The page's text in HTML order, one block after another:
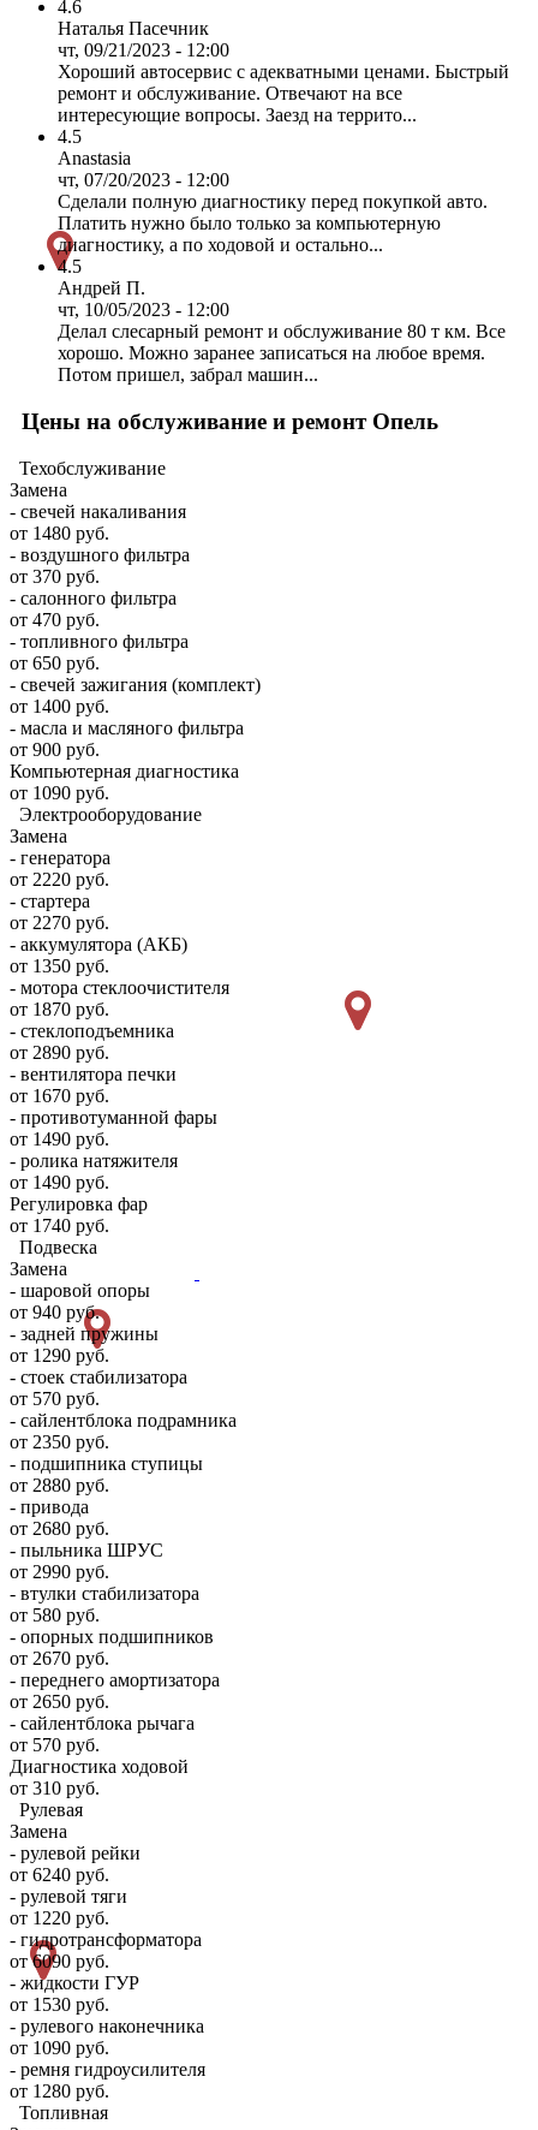
4.6
Наталья Пасечник
чт, 09/21/2023 - 12:00
Хороший автосервис с адекватными ценами. Быстрый
ремонт и обслуживание. Отвечают на все
интересующие вопросы. Заезд на террито...
4.5
Anastasia
чт, 07/20/2023 - 12:00
Сделали полную диагностику перед покупкой авто.
Платить нужно было только за компьютерную
диагностику, а по ходовой и остально...
4.5
Андрей П.
чт, 10/05/2023 - 12:00
Делал слесарный ремонт и обслуживание 80 т км. Все
хорошо. Можно заранее записаться на любое время.
Потом пришел, забрал машин...
Цены на обслуживание и ремонт Опель
Техобслуживание
Замена
- свечей накаливания
от 1480 руб.
- воздушного фильтра
от 370 руб.
- салонного фильтра
от 470 руб.
- топливного фильтра
от 650 руб.
- свечей зажигания (комплект)
от 1400 руб.
- масла и масляного фильтра
от 900 руб.
Компьютерная диагностика
от 1090 руб.
Электрооборудование
Замена
- генератора
от 2220 руб.
- стартера
от 2270 руб.
- аккумулятора (АКБ)
от 1350 руб.
- мотора стеклоочистителя
от 1870 руб.
- стеклоподъемника
от 2890 руб.
- вентилятора печки
от 1670 руб.
- противотуманной фары
от 1490 руб.
- ролика натяжителя
от 1490 руб.
Регулировка фар
от 1740 руб.
Подвеска
Замена
- шаровой опоры
от 940 руб.
- задней пружины
от 1290 руб.
- стоек стабилизатора
от 570 руб.
- сайлентблока подрамника
от 2350 руб.
- подшипника ступицы
от 2880 руб.
- привода
от 2680 руб.
- пыльника ШРУС
от 2990 руб.
- втулки стабилизатора
от 580 руб.
- опорных подшипников
от 2670 руб.
- переднего амортизатора
от 2650 руб.
- сайлентблока рычага
от 570 руб.
Диагностика ходовой
от 310 руб.
Рулевая
Замена
- рулевой рейки
от 6240 руб.
- рулевой тяги
от 1220 руб.
- гидротрансформатора
от 6090 руб.
- жидкости ГУР
от 1530 руб.
- рулевого наконечника
от 1090 руб.
- ремня гидроусилителя
от 1280 руб.
Топливная